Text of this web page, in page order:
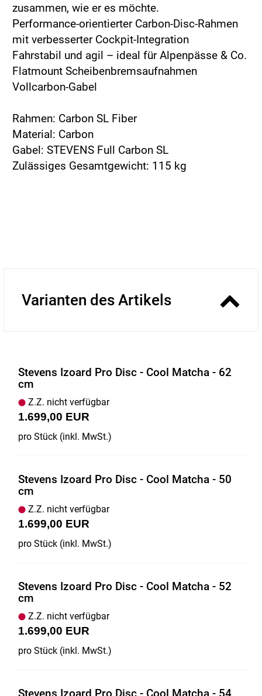
zusammen, wie er es möchte.
Performance-orientierter Carbon-Disc-Rahmen
mit verbesserter Cockpit-Integration
Fahrstabil und agil – ideal für Alpenpässe & Co.
Flatmount Scheibenbremsaufnahmen
Vollcarbon-Gabel
Rahmen: Carbon SL Fiber
Material: Carbon
Gabel: STEVENS Full Carbon SL
Zulässiges Gesamtgewicht: 115 kg
Varianten des Artikels
Stevens Izoard Pro Disc - Cool Matcha - 62
cm
Z.Z. nicht verfügbar
1.699,00 EUR
pro Stück (inkl. MwSt.)
Stevens Izoard Pro Disc - Cool Matcha - 50
cm
Z.Z. nicht verfügbar
1.699,00 EUR
pro Stück (inkl. MwSt.)
Stevens Izoard Pro Disc - Cool Matcha - 52
cm
Z.Z. nicht verfügbar
1.699,00 EUR
pro Stück (inkl. MwSt.)